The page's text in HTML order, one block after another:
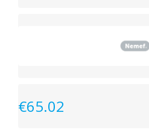
€65.02